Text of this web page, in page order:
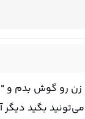
رو گوش بدم و
بگید